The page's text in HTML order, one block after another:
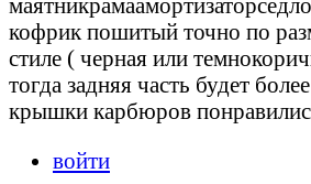
кофрик пошитый точно по
стиле ( черная или
тогда задняя часть будет
крышки карбюров
войти